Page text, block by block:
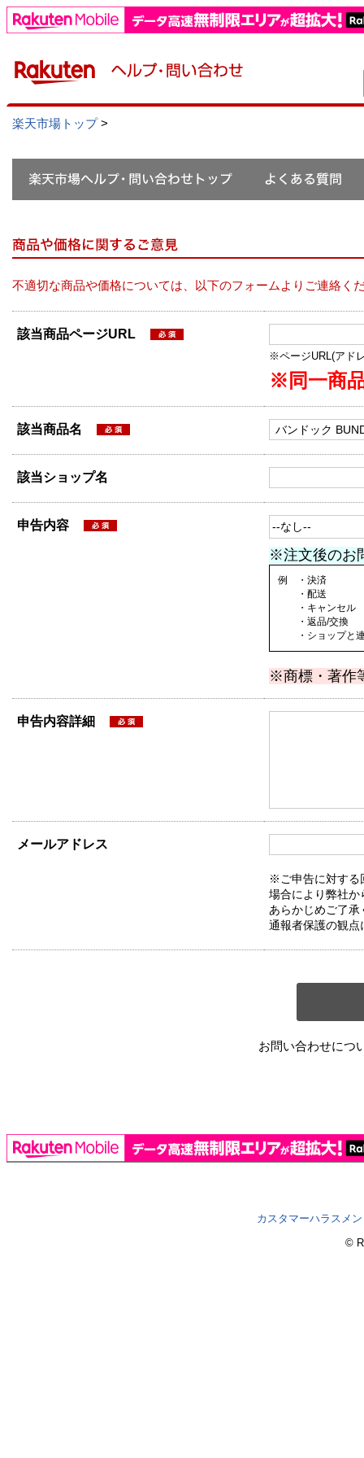
楽天市場トップ>
不適切な商品や価格については、以下のフォームよりご連絡く
該当商品ページURL
※ページURL(アド
※同一商
該当商品名
該当ショップ名
申告内容
※注文後のお
例 ・決済
・配送
・キャンセル
・返品/交換
・ショップと連
※商標・著作
申告内容詳細
メールアドレス
※ご申告に対する
場合により弊社か
あらかじめご了承
通報者保護の観点
お問い合わせにつ
カスタマーハラスメ
©